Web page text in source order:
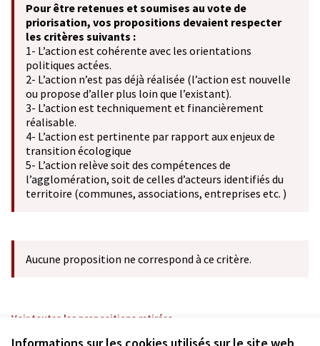
Pour être retenues et soumises au vote de
priorisation, vos propositions devaient respecter
les critères suivants :
1- L’action est cohérente avec les orientations
politiques actées.
2- L’action n’est pas déjà réalisée (l’action est nouvelle
ou propose d’aller plus loin que l’existant).
3- L’action est techniquement et financièrement
réalisable.
4- L’action est pertinente par rapport aux enjeux de
transition écologique
5- L’action relève soit des compétences de
l’agglomération, soit de celles d’acteurs identifiés du
territoire (communes, associations, entreprises etc. )
Aucune proposition ne correspond à ce critère.
Voir toutes les propositions retirées